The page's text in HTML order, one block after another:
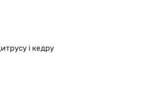
і кедру